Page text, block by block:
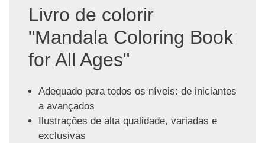
Livro de colorir
"Mandala Coloring Book
for All Ages"
Adequado para todos os níveis: de iniciantes
a avançados
Ilustrações de alta qualidade, variadas e
exclusivas